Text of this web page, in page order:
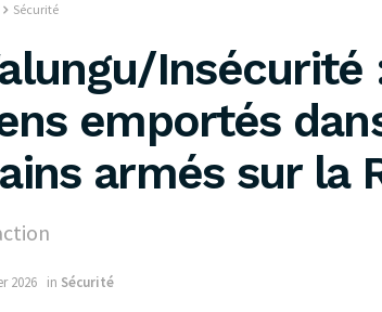
Sécurité
Insécurité
emportés
armés sur la
2026 in Sécurité